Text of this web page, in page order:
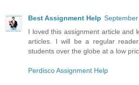
Best Assignment Help
I loved this assignment article and
articles. I will be a regular
students over the globe at a low
Perdisco Assignment Help